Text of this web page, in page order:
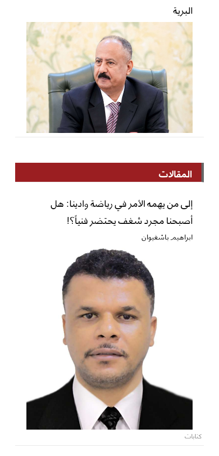
البرية
المقالات
إلى من يهمه الأمر في رياضة وادينا: هل
أصبحنا مجرد شغف يحتضر فنياً؟!
ابراهيم باشغيوان
كتابات